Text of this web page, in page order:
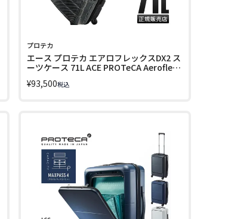
プロテカ
エース プロテカ エアロフレックスDX2 ス
ーツケース 71L ACE PROTeCA Aeroflex
¥93,500税込